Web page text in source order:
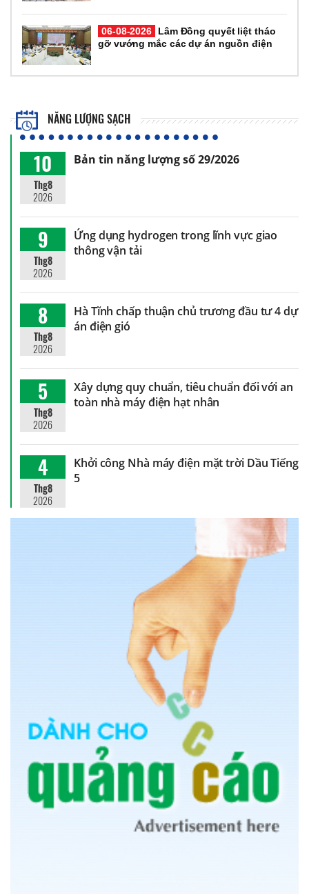
06-08-2026
Lâm Đồng quyết liệt tháo
gỡ vướng mắc các dự án nguồn điện
NĂNG LƯỢNG SẠCH
10
Thg8
2026
Bản tin năng lượng số 29/2026
9
Thg8
2026
Ứng dụng hydrogen trong lĩnh vực giao
thông vận tải
8
Thg8
2026
Hà Tĩnh chấp thuận chủ trương đầu tư 4 dự
án điện gió
5
Thg8
2026
Xây dựng quy chuẩn, tiêu chuẩn đối với an
toàn nhà máy điện hạt nhân
4
Thg8
2026
Khởi công Nhà máy điện mặt trời Dầu Tiếng
5